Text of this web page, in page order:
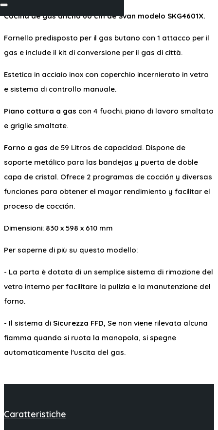
Cocina de gas ancho 60 cm de Svan modelo SKG4601X.
Fornello predisposto per il gas butano con 1 attacco per il
gas e include il kit di conversione per il gas di città.
Estetica in acciaio inox con coperchio incernierato in vetro
e sistema di controllo manuale.
Piano cottura a gas con 4 fuochi. piano di lavoro smaltato
e griglie smaltate.
Forno a gas de 59 Litros de capacidad. Dispone de
soporte metálico para las bandejas y puerta de doble
capa de cristal. Ofrece 2 programas de cocción y diversas
funciones para obtener el mayor rendimiento y facilitar el
proceso de cocción.
Dimensioni: 830 x 598 x 610 mm
Per saperne di più su questo modello:
- La porta è dotata di un semplice sistema di rimozione del
vetro interno per facilitare la pulizia e la manutenzione del
forno.
- Il sistema di Sicurezza FFD, Se non viene rilevata alcuna
fiamma quando si ruota la manopola, si spegne
automaticamente l'uscita del gas.
Caratteristiche